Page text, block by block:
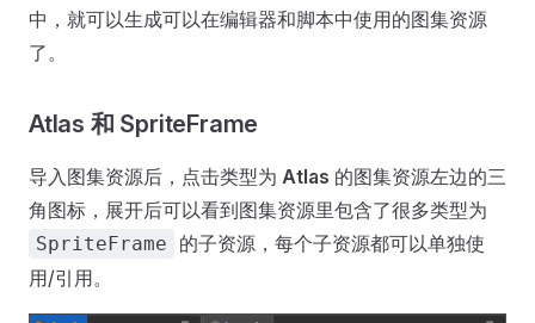
中，就可以生成可以在编辑器和脚本中使用的图集资源
了。
Atlas 和 SpriteFrame
导入图集资源后，点击类型为 Atlas 的图集资源左边的三
角图标，展开后可以看到图集资源里包含了很多类型为
SpriteFrame
的子资源，每个子资源都可以单独使
用/引用。